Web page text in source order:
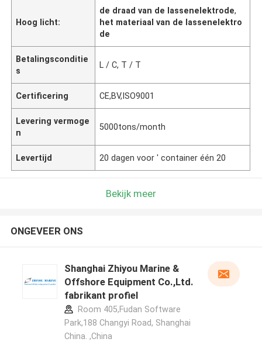
Hoog licht:
de draad van de lassenelektrode,
het materiaal van de lassenelektro
de
Betalingsconditie
s
L / C, T / T
Certificering CE,BV,ISO9001
Levering vermoge
n
5000tons/month
Levertijd 20 dagen voor ' container één 20
Bekijk meer
ONGEVEER ONS
Shanghai Zhiyou Marine &
Offshore Equipment Co.,Ltd.
fabrikant profiel
Room 405,Fudan Software
Park,188 Changyi Road, Shanghai
China. ,China